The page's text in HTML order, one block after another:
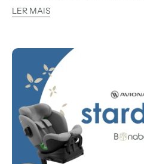
para oferecer segurança e
aos 105 cm de altura (aprox. 4
LER MAIS